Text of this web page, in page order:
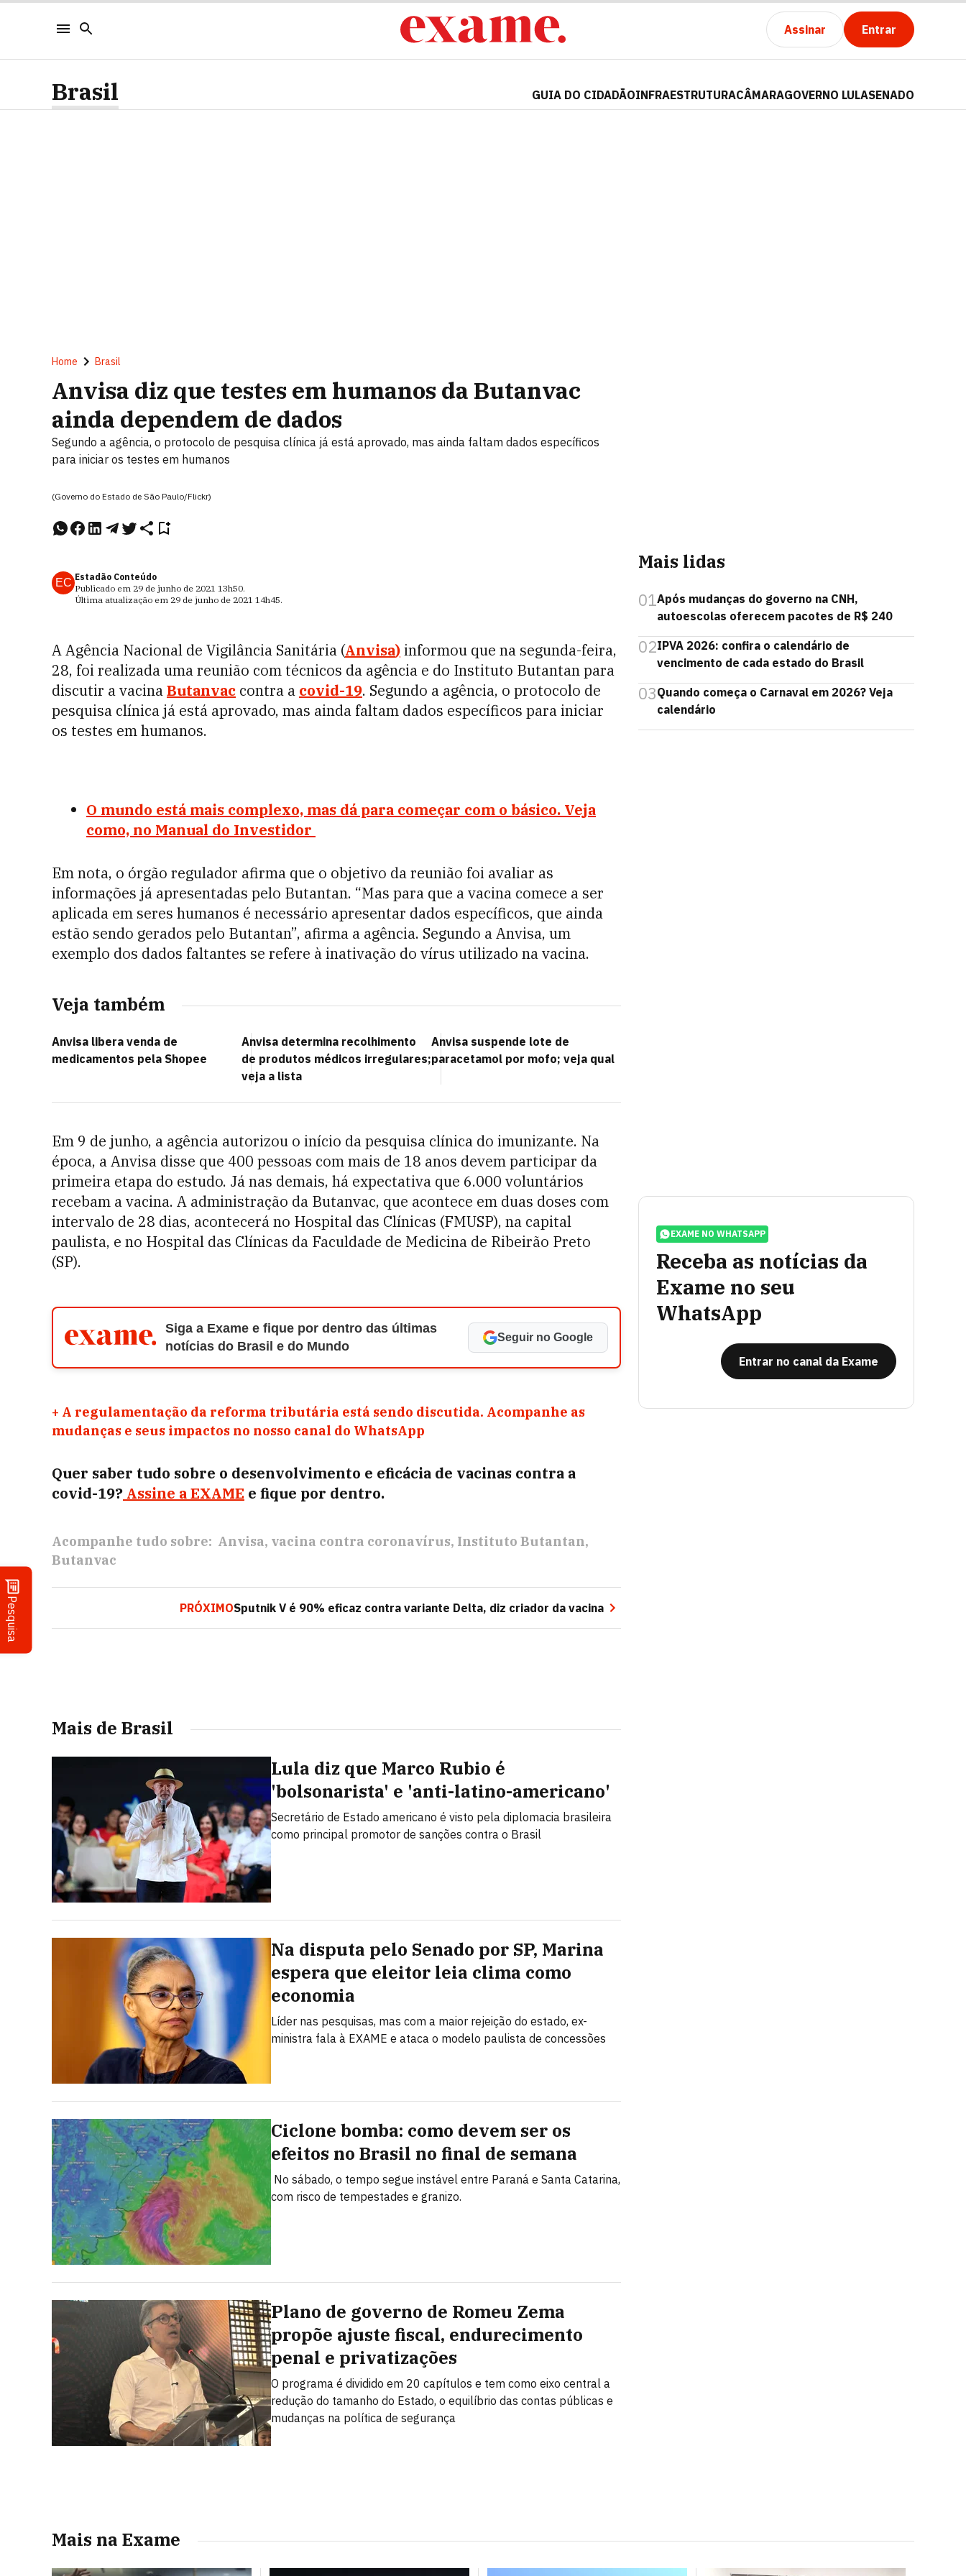
Assinar Entrar
Pesquisa
Brasil GUIA DO CIDADÃOINFRAESTRUTURACÂMARAGOVERNO LULASENADO
Home Brasil
Anvisa diz que testes em humanos da Butanvac
ainda dependem de dados
Segundo a agência, o protocolo de pesquisa clínica já está aprovado, mas ainda faltam dados específicos
para iniciar os testes em humanos
(Governo do Estado de São Paulo/Flickr)
EC Estadão Conteúdo
Publicado em 29 de junho de 2021 13h50.
Última atualização em 29 de junho de 2021 14h45.
A Agência Nacional de Vigilância Sanitária (Anvisa)informou que na segunda-feira,
28, foi realizada uma reunião com técnicos da agência e do Instituto Butantan para
discutir a vacinaButanvac contra a covid-19. Segundo a agência, o protocolo de
pesquisa clínica já está aprovado, mas ainda faltam dados específicos para iniciar
os testes em humanos.
O mundo está mais complexo, mas dá para começar com o básico. Veja
como, no Manual do Investidor
Em nota, o órgão regulador afirma que o objetivo da reunião foi avaliar as
informações já apresentadas pelo Butantan. “Mas para que a vacina comece a ser
aplicada em seres humanos é necessário apresentar dados específicos, que ainda
estão sendo gerados pelo Butantan”, afirma a agência. Segundo a Anvisa, um
exemplo dos dados faltantes se refere à inativação do vírus utilizado na vacina.
Veja também
Anvisa libera venda de
medicamentos pela Shopee
Anvisa determina recolhimento
de produtos médicos irregulares;
veja a lista
Anvisa suspende lote de
paracetamol por mofo; veja qual
Em 9 de junho, a agência autorizou o início da pesquisa clínica do imunizante. Na
época, a Anvisa disse que 400 pessoas com mais de 18 anos devem participar da
primeira etapa do estudo. Já nas demais, há expectativa que 6.000 voluntários
recebam a vacina. A administração da Butanvac, que acontece em duas doses com
intervalo de 28 dias, acontecerá no Hospital das Clínicas (FMUSP), na capital
paulista, e no Hospital das Clínicas da Faculdade de Medicina de Ribeirão Preto
(SP).
Siga a Exame e fique por dentro das últimas
notícias do Brasil e do Mundo
Seguir no Google
+ A regulamentação da reforma tributária está sendo discutida. Acompanhe as
mudanças e seus impactos no nosso canal do WhatsApp
Quer saber tudo sobre o desenvolvimento e eficácia de vacinas contra a
covid-19? Assine a EXAME e fique por dentro.
Acompanhe tudo sobre: Anvisa vacina contra coronavírus Instituto Butantan
Butanvac
PRÓXIMOSputnik V é 90% eficaz contra variante Delta, diz criador da vacina
Mais de Brasil
Lula diz que Marco Rubio é
'bolsonarista' e 'anti-latino-americano'
Secretário de Estado americano é visto pela diplomacia brasileira
como principal promotor de sanções contra o Brasil
Na disputa pelo Senado por SP, Marina
espera que eleitor leia clima como
economia
Líder nas pesquisas, mas com a maior rejeição do estado, ex-
ministra fala à EXAME e ataca o modelo paulista de concessões
Ciclone bomba: como devem ser os
efeitos no Brasil no final de semana
No sábado, o tempo segue instável entre Paraná e Santa Catarina,
com risco de tempestades e granizo.
Plano de governo de Romeu Zema
propõe ajuste fiscal, endurecimento
penal e privatizações
O programa é dividido em 20 capítulos e tem como eixo central a
redução do tamanho do Estado, o equilíbrio das contas públicas e
mudanças na política de segurança
Mais lidas
01Após mudanças do governo na CNH,
autoescolas oferecem pacotes de R$ 240
02IPVA 2026: confira o calendário de
vencimento de cada estado do Brasil
03Quando começa o Carnaval em 2026? Veja
calendário
EXAME NO WHATSAPP
Receba as notícias da
Exame no seu
WhatsApp
Entrar no canal da Exame
Mais na Exame